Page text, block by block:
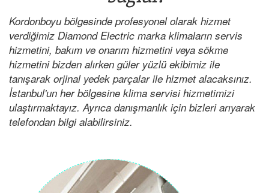
Kordonboyu bölgesinde profesyonel olarak hizmet
verdiğimiz Diamond Electric marka klimaların servis
hizmetini, bakım ve onarım hizmetini veya sökme
hizmetini bizden alırken güler yüzlü ekibimiz ile
tanışarak orjinal yedek parçalar ile hizmet alacaksınız.
İstanbul'un her bölgesine klima servisi hizmetimizi
ulaştırmaktayız. Ayrıca danışmanlık için bizleri arıyarak
telefondan bilgi alabilirsiniz.